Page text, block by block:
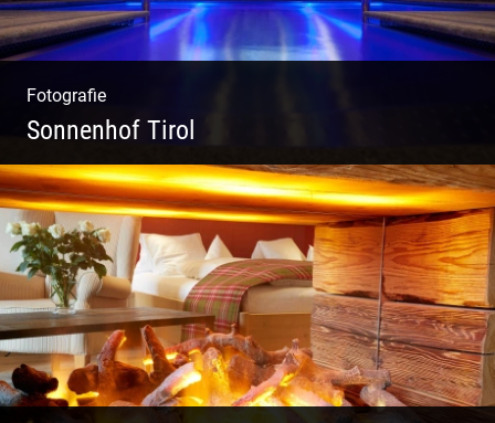
Fotografie
Sonnenhof Tirol
Freundliches Team | Moderne Zimmer |
Luxuriöser Spa | Coole Köche